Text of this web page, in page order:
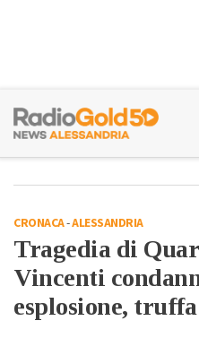
CRONACA-ALESSANDRIA
Tragedia di
Vincenti
esplosione,